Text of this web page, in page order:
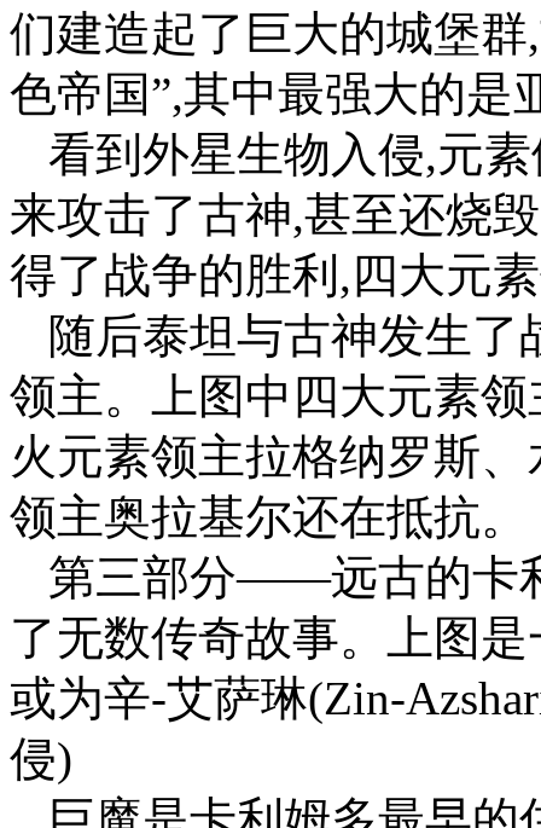
们建造起了巨大的城堡
色帝国”,其中最强大的是
看到外星生物入侵,元
来攻击了古神,甚至还烧
得了战争的胜利,四大元
随后泰坦与古神发生
领主。上图中四大元素
火元素领主拉格纳罗斯
领主奥拉基尔还在抵抗。
第三部分——远古的卡
了无数传奇故事。上图
或为辛-艾萨琳(Zin-
侵)